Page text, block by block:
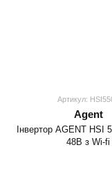
Артикул:
Agent
Інвертор AGENT HSI
48В з Wi-fi